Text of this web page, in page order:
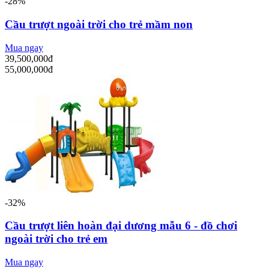
Cầu trượt ngoài trời cho trẻ mầm non
Mua ngay
39,500,000đ
55,000,000đ
-32%
Cầu trượt liên hoàn đại dương mẫu 6 - đồ chơi
ngoài trời cho trẻ em
Mua ngay